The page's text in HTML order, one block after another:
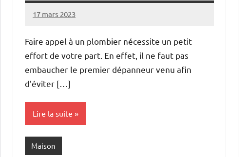
17 mars 2023
Rakia
Aucun
Faire appel à un plombier nécessite un petit
effort de votre part. En effet, il ne faut pas
embaucher le premier dépanneur venu afin
d’éviter […]
Lire la suite
Maison